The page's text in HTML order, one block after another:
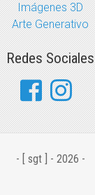
Imágenes 3D
Arte Generativo
Redes Sociales
- [ sgt ] - 2026 -